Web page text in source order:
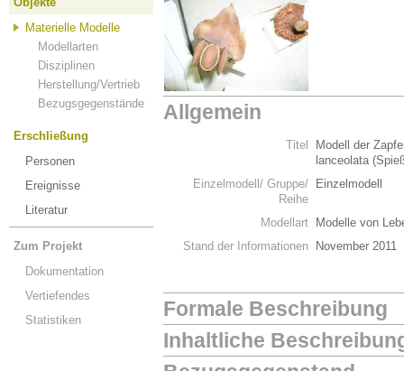
Materielle Modelle
Modellarten
Disziplinen
Herstellung/Vertrieb
Bezugsgegenstände
Erschließung
Personen
Ereignisse
Literatur
Zum Projekt
Dokumentation
Vertiefendes
Statistiken
Allgemein
Titel
Modell der
lanceolata
Einzelmodell/ Gruppe/
Reihe
Einzelmodell
Modellart
Modelle von
Stand der Informationen
November 2011
Formale Beschreibung
Inhaltliche